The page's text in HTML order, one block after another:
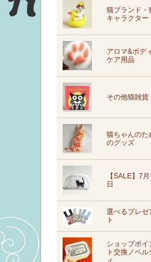
猫ブランド・
キャラクター
アロマ&ボデ
ケア用品
その他猫雑貨
猫ちゃんのた
のグッズ
【SALE】7月
日
選べるプレゼ
ト
ショップポイ
ト交換ノベル
ィ